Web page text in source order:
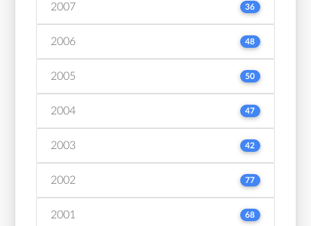
2007 36
2006 48
2005 50
2004 47
2003 42
2002 77
2001 68